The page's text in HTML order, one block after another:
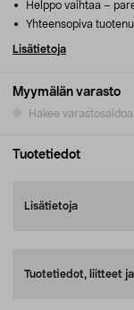
Myymälän varasto
Hakee
Helppo vaihtaa –
Yhteensopiva
Lisätietoja
Tuotetiedot
Lisätietoja
Tuotetiedot, liitteet